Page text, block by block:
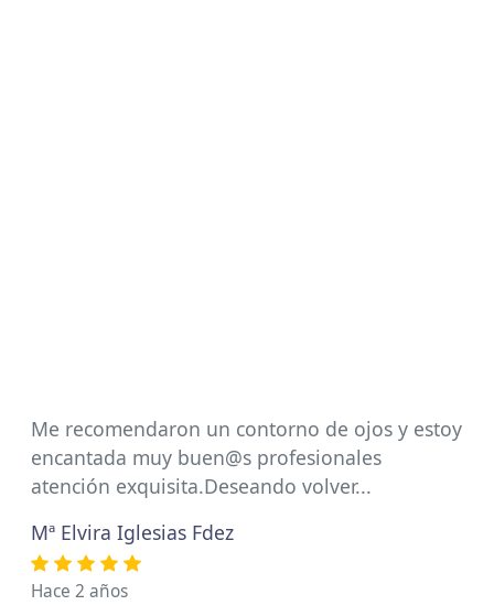
Me recomendaron un contorno de ojos y estoy
encantada muy buen@s profesionales
atención exquisita.Deseando volver...
Mª Elvira Iglesias Fdez
Hace 2 años